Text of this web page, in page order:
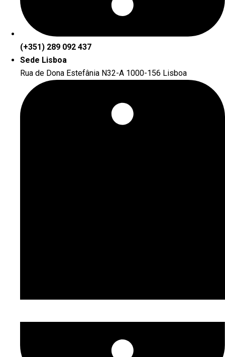
(+351) 289 092 437
Sede Lisboa
Rua de Dona Estefânia N32-A 1000-156 Lisboa